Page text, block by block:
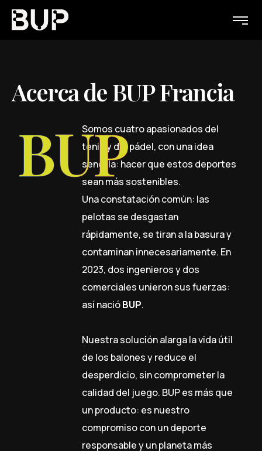
AcercadeBUPFrancia
Somos cuatro apasionados del
tenis y del pádel, con una idea
sencilla: hacer que estos deportes
sean más sostenibles.
Una constatación común: las
pelotas se desgastan
rápidamente, se tiran a la basura y
contaminan innecesariamente. En
2023, dos ingenieros y dos
comerciales unieron sus fuerzas:
así nacióBUP.
Nuestra solución alarga la vida útil
de los balones y reduce el
desperdicio, sin comprometer la
calidad del juego. BUP es más que
un producto: es nuestro
compromiso con un deporte
responsable y un planeta más
BUP